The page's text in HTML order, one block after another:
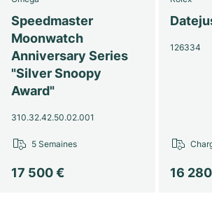
Speedmaster
Moonwatch
Anniversary Series
"Silver Snoopy
Award"
310.32.42.50.02.001
17 500 €
5 Semaines
126334
16